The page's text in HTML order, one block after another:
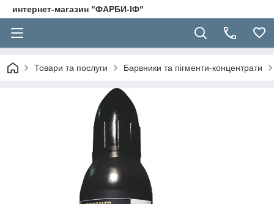
интернет-магазин "ФАРБИ-ІФ"
Товари та послуги Барвники та пігменти-концентрати